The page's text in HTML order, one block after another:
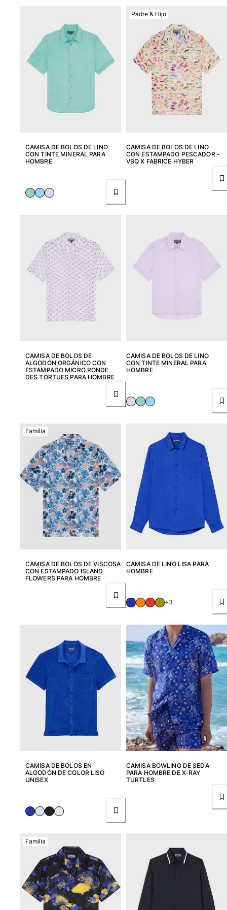
Trajes de baño Bordados
Camiseta de baño
Trajes de baño mágicos
Ver todo Trajes de baño
Pret-a-porter
Polos
Camisas
Shorts
Trajes de baño
Bañadores Una Pieza
Rashguard
Dos Piezas
Bebe
Partes de abajo de bikini
Ver todo Trajes de baño
Vestidos y Faldas
Monos
Ver todo Pret-a-porter
Bebé
Ver todo Bebé
Accesorios
Ver todo Accesorios
Sombreros y Gorras
Gorra
Gorro
Ver todo Sombreros y Gorras
Ver todo Toallas & pareo
Bolsos y bolsas de playa
Bolso para Viajes
Mini bolsos
Bolso tote
Ver todo Bolsas
Ver todo Gafas de sol
Accesorios Niños
Sombrero para niños
Toallas y Ponchos de playa
Zapatos
Calcetines
CAMISA DE BOLOS DE LINO
CON TINTE MINERAL PARA
HOMBRE
CAMISA DE BOLOS DE LINO
CON ESTAMPADO PESCADOR -
VBQ X FABRICE HYBER
Padre & Hijo
CAMISA DE BOLOS DE
ALGODÓN ORGÁNICO CON
ESTAMPADO MICRO RONDE
DES TORTUES PARA HOMBRE
CAMISA DE BOLOS DE LINO
CON TINTE MINERAL PARA
HOMBRE
CAMISA DE BOLOS DE VISCOSA
CON ESTAMPADO ISLAND
FLOWERS PARA HOMBRE
Familia
CAMISA DE LINO LISA PARA
HOMBRE
+3
CAMISA DE BOLOS EN
ALGODÓN DE COLOR LISO
UNISEX
CAMISA BOWLING DE SEDA
PARA HOMBRE DE X-RAY
TURTLES
Familia